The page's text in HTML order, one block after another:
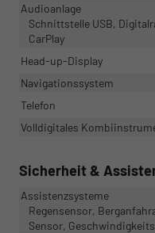
Audioanlage
Schnittstelle USB,
CarPlay
Head-up-Display
Navigationssystem
Telefon
Volldigitales
Sicherheit &
Assistenzsysteme
Regensensor,
Sensor,